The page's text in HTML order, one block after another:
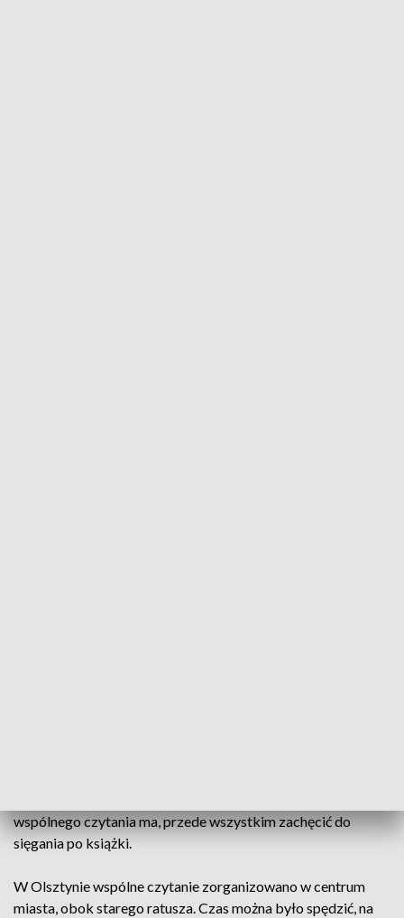
wspólnego czytania ma, przede wszystkim zachęcić do
sięgania po książki.
W Olsztynie wspólne czytanie zorganizowano w centrum
miasta, obok starego ratusza. Czas można było spędzić, na